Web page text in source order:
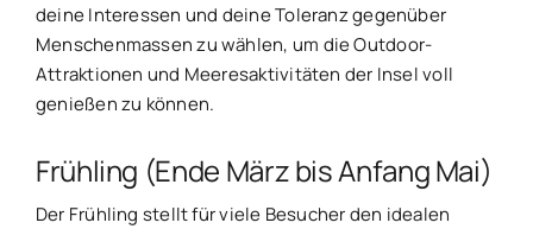
deine Interessen und deine Toleranz gegenüber
Menschenmassen zu wählen, um die Outdoor-
Attraktionen und Meeresaktivitäten der Insel voll
genießen zu können.
Frühling (Ende März bis Anfang Mai)
Der Frühling stellt für viele Besucher den idealen